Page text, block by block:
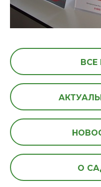
ВСЕ
О